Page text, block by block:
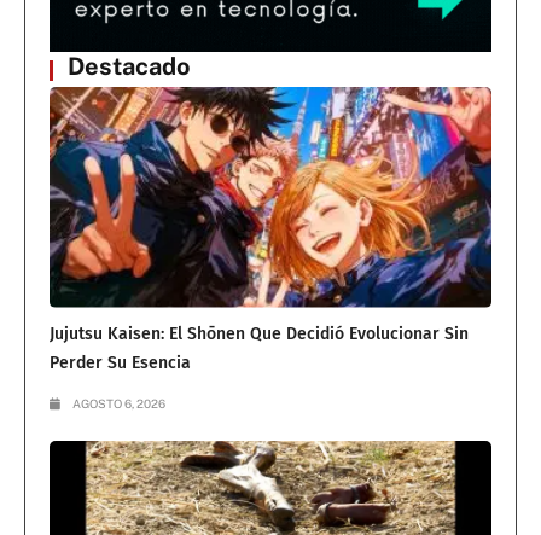
Destacado
Jujutsu Kaisen: El Shōnen Que Decidió Evolucionar Sin
Perder Su Esencia
AGOSTO 6, 2026